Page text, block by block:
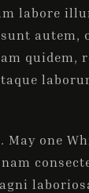
labore
autem,
quidem,
May one
KERESÉS